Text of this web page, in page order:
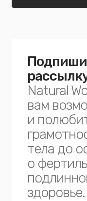
Natural
вам
и
тела до
о
здоровье.